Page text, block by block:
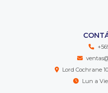
Lord Cochrane
Lun a Vie